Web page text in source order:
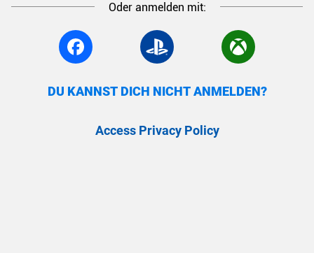
Oder anmelden mit:
DU KANNST DICH NICHT ANMELDEN?
Access Privacy Policy